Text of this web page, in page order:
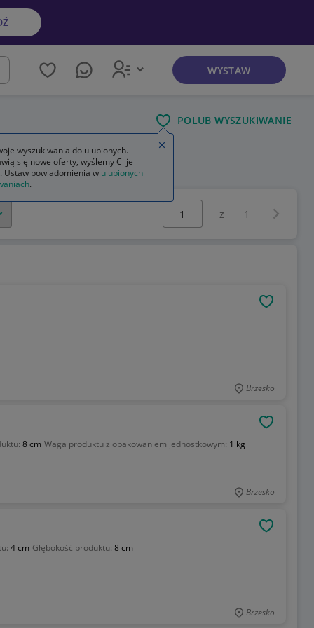
WYSTAW
POLUB WYSZUKIWANIE
Wybierz stronę:
z 1
Brzesko
8 cm Waga produktu z opakowaniem jednostkowym: 1 kg
Brzesko
4 cm Głębokość produktu: 8 cm
Brzesko
wyszukiwania do ulubionych.
się nowe oferty, wyślemy Ci je
Ustaw powiadomienia w ulubionych
.
Zamknij wskazówkę